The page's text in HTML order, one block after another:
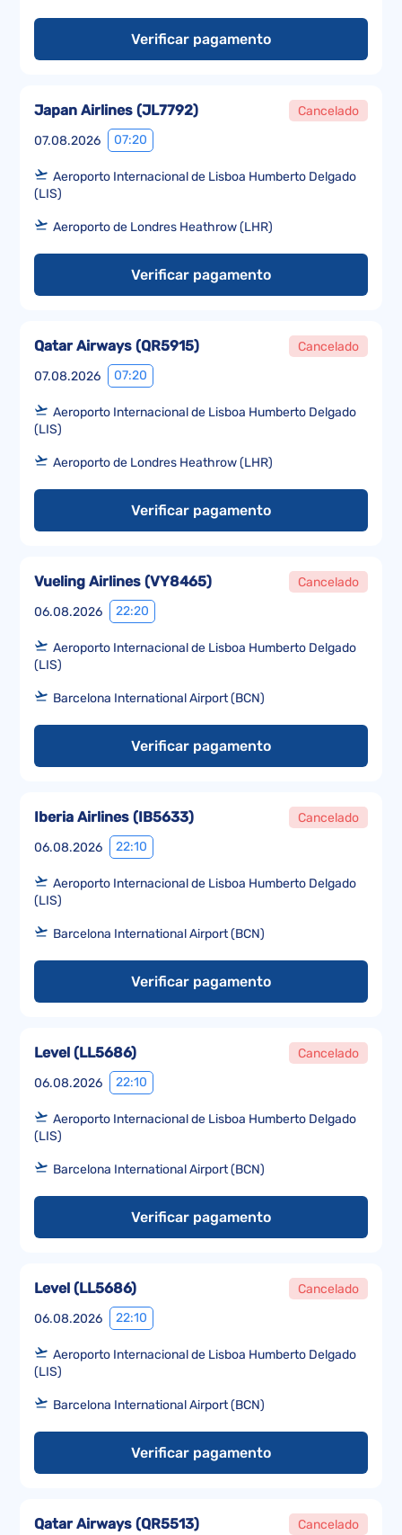
Verificar pagamento
07.08.2026 07:20
Japan Airlines (JL7792) Cancelado
Aeroporto Internacional de Lisboa Humberto Delgado
(LIS)
Aeroporto de Londres Heathrow (LHR)
Verificar pagamento
07.08.2026 07:20
Qatar Airways (QR5915) Cancelado
Aeroporto Internacional de Lisboa Humberto Delgado
(LIS)
Aeroporto de Londres Heathrow (LHR)
Verificar pagamento
06.08.2026 22:20
Vueling Airlines (VY8465) Cancelado
Aeroporto Internacional de Lisboa Humberto Delgado
(LIS)
Barcelona International Airport (BCN)
Verificar pagamento
06.08.2026 22:10
Iberia Airlines (IB5633) Cancelado
Aeroporto Internacional de Lisboa Humberto Delgado
(LIS)
Barcelona International Airport (BCN)
Verificar pagamento
06.08.2026 22:10
Level (LL5686) Cancelado
Aeroporto Internacional de Lisboa Humberto Delgado
(LIS)
Barcelona International Airport (BCN)
Verificar pagamento
06.08.2026 22:10
Level (LL5686) Cancelado
Aeroporto Internacional de Lisboa Humberto Delgado
(LIS)
Barcelona International Airport (BCN)
Verificar pagamento
Qatar Airways (QR5513) Cancelado